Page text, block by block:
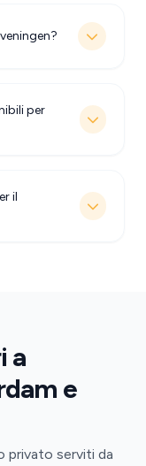
per
il
a
e
privato serviti da